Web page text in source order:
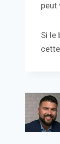
peut
Si le